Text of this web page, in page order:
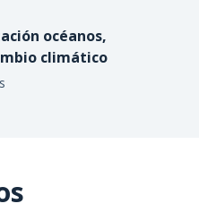
océanos,
climático